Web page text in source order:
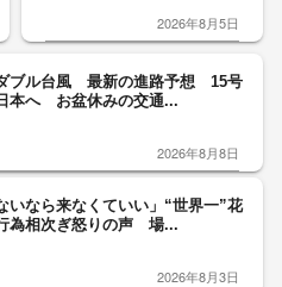
2026年8月5日
ダブル台風 最新の進路予想 15号
本へ お盆休みの交通...
2026年8月8日
いなら来なくていい」“世界一”花
為相次ぎ怒りの声 場...
2026年8月3日